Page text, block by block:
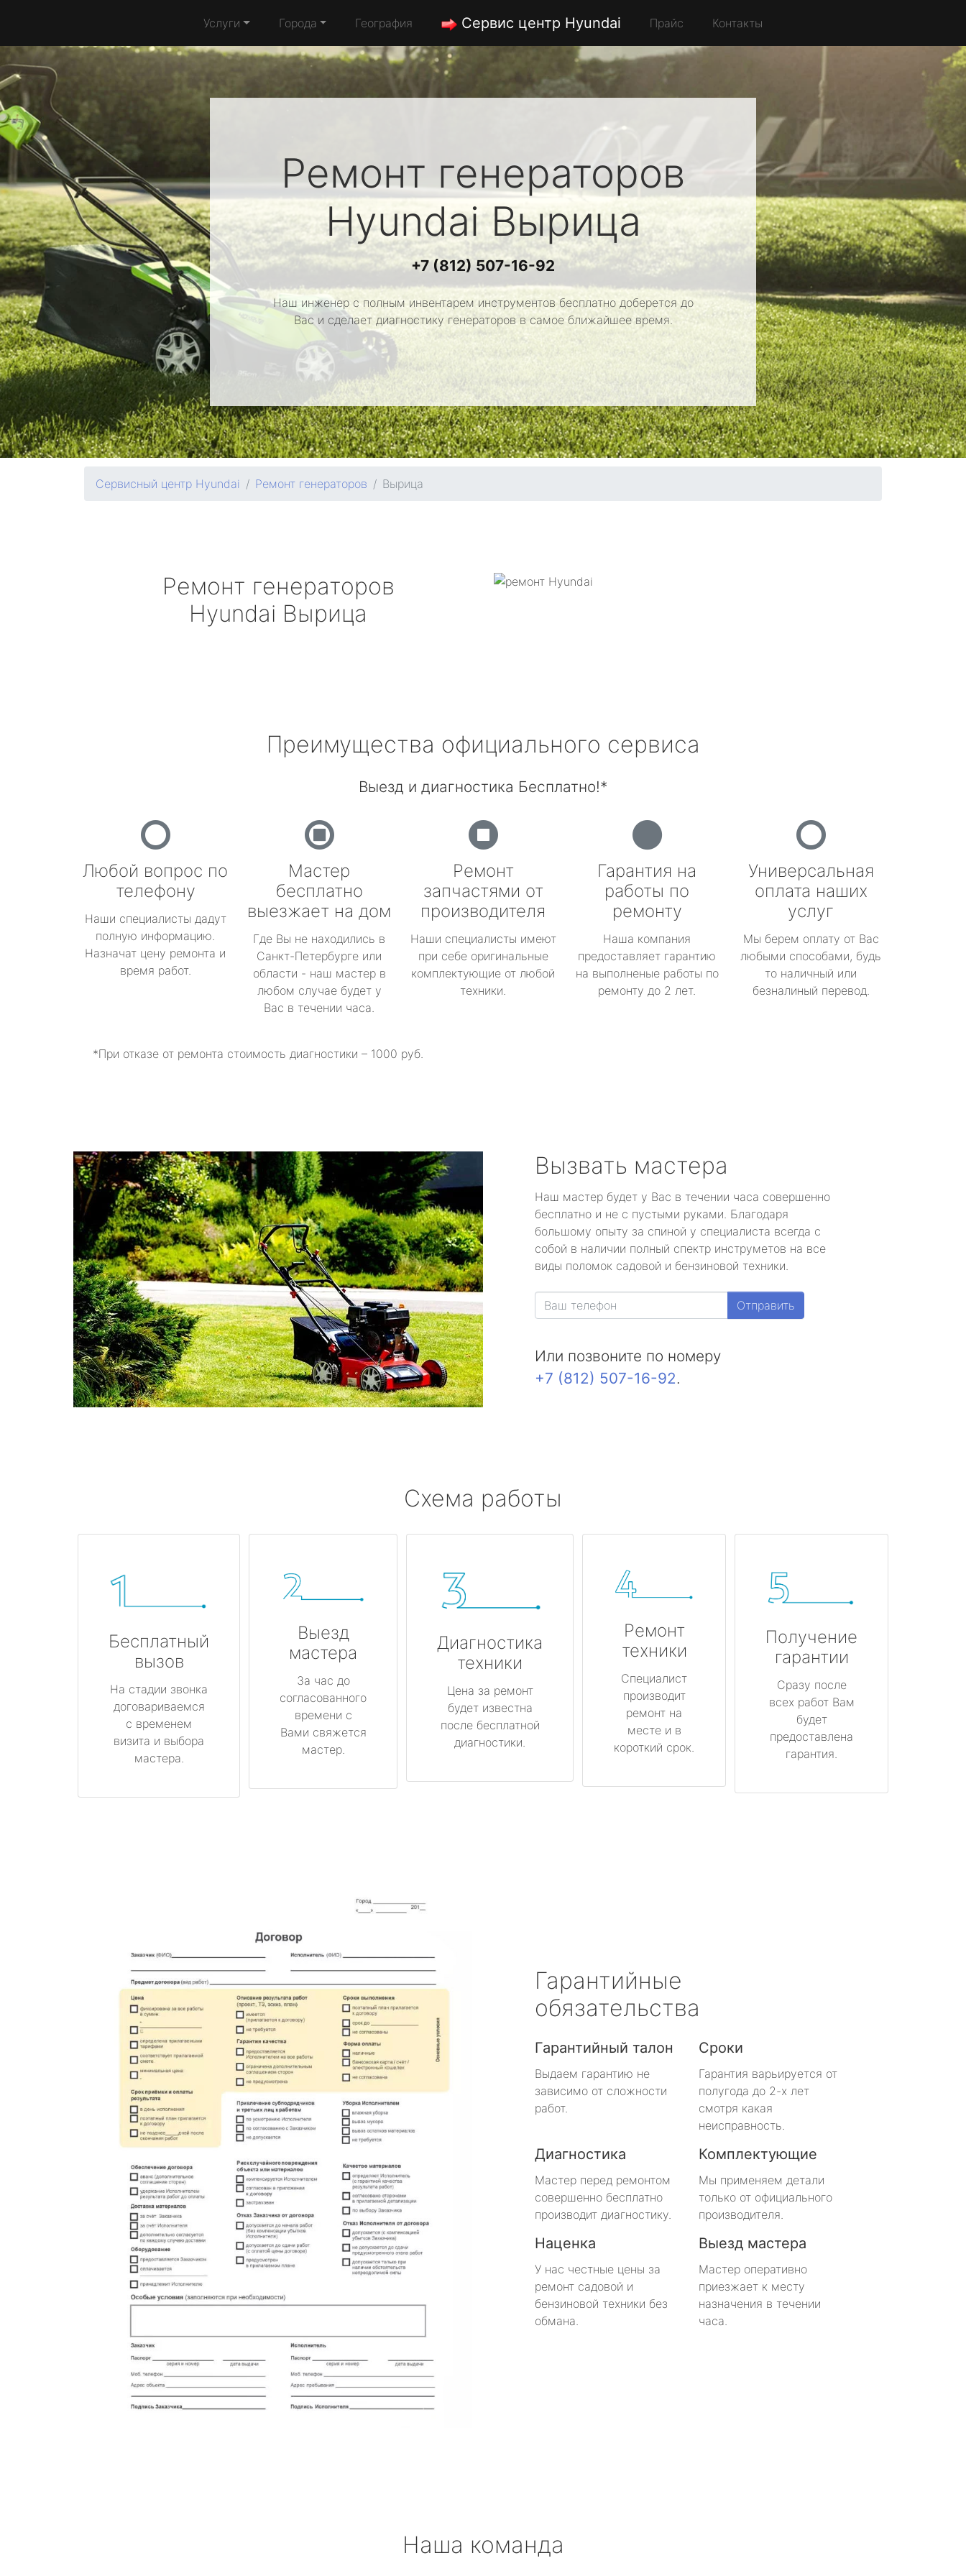
Услуги Города География Сервис центр Hyundai Прайс Контакты
Ремонт генераторов
HyundaiВырица
+7 (812) 507-16-92
Наш инженер с полным инвентарем инструментов бесплатно доберется до
Вас и сделает диагностику генераторов в самое ближайшее время.
Сервисный центр Hyundai Ремонт генераторов Вырица
Ремонт генераторов
Hyundai Вырица
Преимущества официального сервиса
Выезд и диагностика Бесплатно!*
Любой вопрос по
телефону
Наши специалисты дадут
полную информацию.
Назначат цену ремонта и
время работ.
Мастер
бесплатно
выезжает на дом
Где Вы не находились в
Санкт-Петербурге или
области - наш мастер в
любом случае будет у
Вас в течении часа.
Ремонт
запчастями от
производителя
Наши специалисты имеют
при себе оригинальные
комплектующие от любой
техники.
Гарантия на
работы по
ремонту
Наша компания
предоставляет гарантию
на выполненые работы по
ремонту до 2 лет.
Универсальная
оплата наших
услуг
Мы берем оплату от Вас
любыми способами, будь
то наличный или
безналиный перевод.
*При отказе от ремонта стоимость диагностики – 1000 руб.
Вызвать мастера
Наш мастер будет у Вас в течении часа совершенно
бесплатно и не с пустыми руками. Благодаря
большому опыту за спиной у специалиста всегда с
собой в наличии полный спектр инструметов на все
виды поломок садовой и бензиновой техники.
Отправить
Или позвоните по номеру
+7 (812) 507-16-92.
Схема работы
Бесплатный
вызов
На стадии звонка
договариваемся
с временем
визита и выбора
мастера.
Выезд
мастера
За час до
согласованного
времени с
Вами свяжется
мастер.
Диагностика
техники
Цена за ремонт
будет известна
после бесплатной
диагностики.
Ремонт
техники
Специалист
производит
ремонт на
месте и в
короткий срок.
Получение
гарантии
Сразу после
всех работ Вам
будет
предоставлена
гарантия.
Гарантийные
обязательства
Гарантийный талон
Выдаем гарантию не
зависимо от сложности
работ.
Сроки
Гарантия варьируется от
полугода до 2-х лет
смотря какая
неисправность.
Диагностика
Мастер перед ремонтом
совершенно бесплатно
производит диагностику.
Комплектующие
Мы применяем детали
только от официального
производителя.
Наценка
У нас честные цены за
ремонт садовой и
бензиновой техники без
обмана.
Выезд мастера
Мастер оперативно
приезжает к месту
назначения в течении
часа.
Наша команда